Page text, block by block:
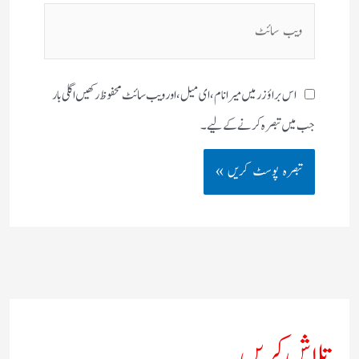
اس براؤزر میں میرا نام، ای میل، اور ویب سائٹ محفوظ رکھیں اگلی بار
جب میں تبصرہ کرنے کےلیے۔